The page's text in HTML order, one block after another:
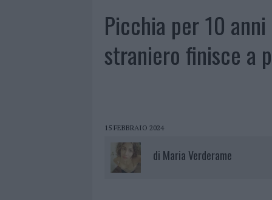
Picchia per 10
straniero finisce a
15 FEBBRAIO 2024
di Maria Verderame